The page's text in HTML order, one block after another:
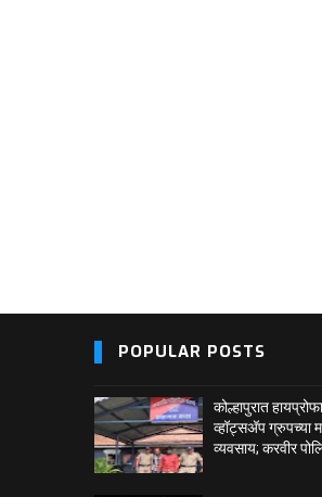
POPULAR POSTS
कोल्हापुरात
व्हॉट्सअ‍ॅप ग्रुपच्या
व्यवसाय; करवीर